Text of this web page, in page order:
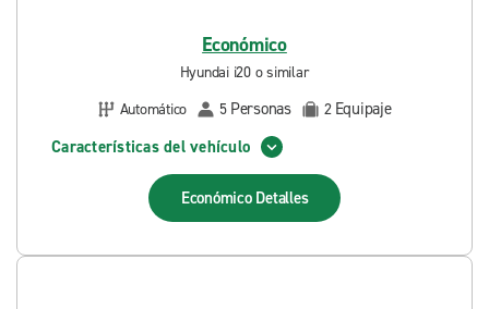
Económico
Hyundai i20 o similar
Automático
5 Personas 2 Equipaje
Características del vehículo
Económico Detalles